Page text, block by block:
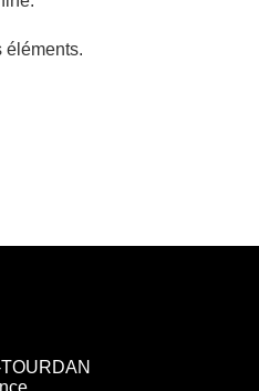
éléments.